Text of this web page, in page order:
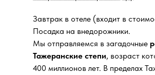
Завтрак в отеле (входит в
Посадка на внедорожники.
Мы отправляемся в загадочные
Тажеранские степи, возраст
400 миллионов лет. В пределах